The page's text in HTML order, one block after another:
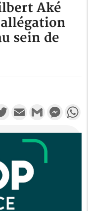
Aké
sein de
TwitterEmail Gmail